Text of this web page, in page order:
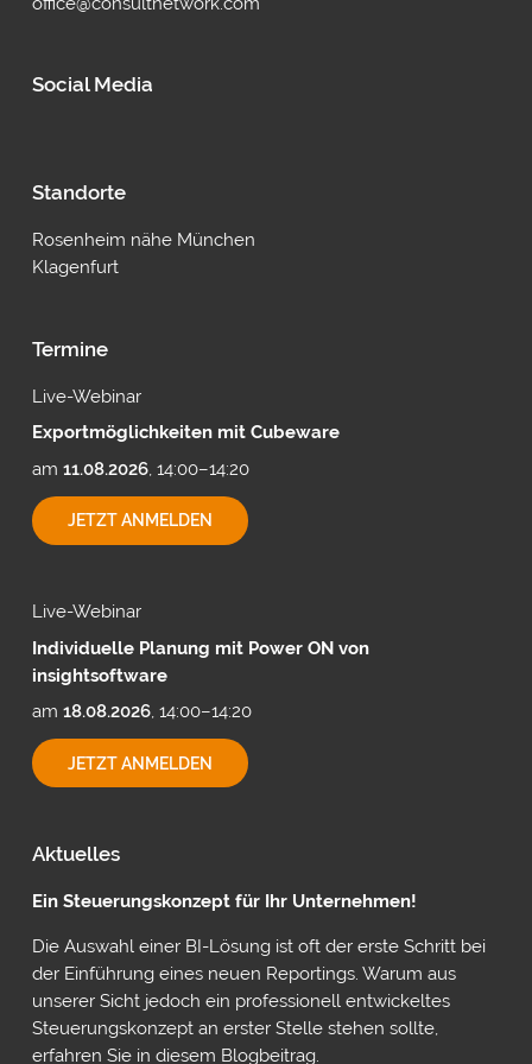
Social Media
Standorte
Rosenheim nähe München
Klagenfurt
Termine
Live-Webinar
Exportmöglichkeiten mit Cubeware
am 11.08.2026, 14:00–14:20
JETZT ANMELDENEXPORTMÖGLICHKEITEN
MIT
Live-Webinar
Individuelle Planung mit Power ON von
insightsoftware
am 18.08.2026, 14:00–14:20
JETZT ANMELDENINDIVIDUELLE
PLANUNG
Aktuelles
Ein Steuerungskonzept für Ihr Unternehmen!
Die Auswahl einer BI-Lösung ist oft der erste Schritt bei
der Einführung eines neuen Reportings. Warum aus
unserer Sicht jedoch ein professionell entwickeltes
Steuerungskonzept an erster Stelle stehen sollte,
erfahren Sie in diesem Blogbeitrag.